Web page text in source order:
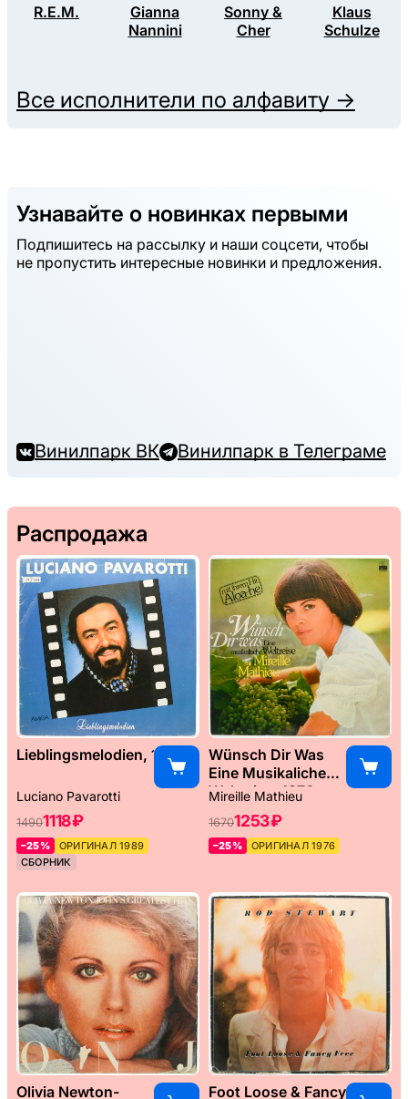
R.E.M.
Gianna
Nannini
Sonny &
Cher
Klaus
Schulze
Все исполнители по алфавиту →
Узнавайте о новинках первыми
Подпишитесь на рассылку и наши соцсети, чтобы
не пропустить интересные новинки и предложения.
Винилпарк ВК Винилпарк в Телеграме
Распродажа
Lieblingsmelodien, 1989
Luciano Pavarotti
14901118 ₽
–25%
ОРИГИНАЛ 1989
СБОРНИК
Wünsch Dir Was
Eine Musikaliche
Weltreise, 1976
Mireille Mathieu
16701253 ₽
–25% ОРИГИНАЛ 1976
Olivia Newton- Foot Loose & Fancy